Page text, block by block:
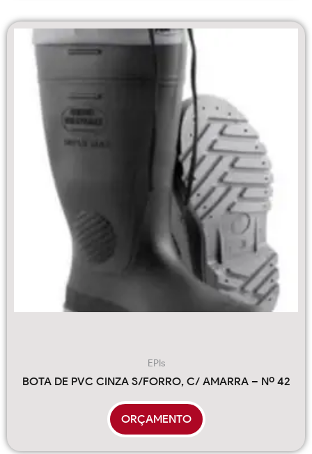
EPIs
BOTA DE PVC CINZA S/FORRO, C/ AMARRA – Nº 42
ORÇAMENTO